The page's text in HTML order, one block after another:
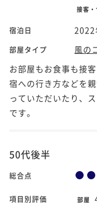
接客
宿泊日 2022
部屋タイプ
風の
お部屋もお食事も接
宿への行き方などを
っていただいたり、
です。
50代後半
総合点
項目別評価 部屋